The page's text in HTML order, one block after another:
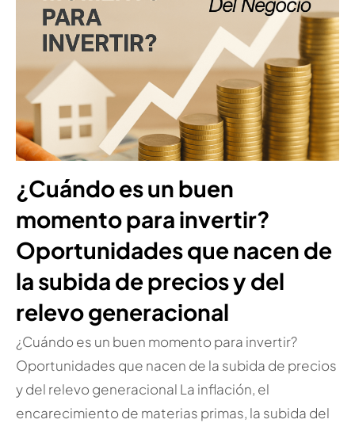
¿Cuándo es un buen
momento para invertir?
Oportunidades que nacen de
la subida de precios y del
relevo generacional
¿Cuándo es un buen momento para invertir?
Oportunidades que nacen de la subida de precios
y del relevo generacional La inflación, el
encarecimiento de materias primas, la subida del